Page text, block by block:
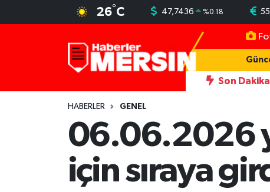
26°C 47,7436 %0.18
Son Dakika
darbeden şüpheliye uzaklaştırma; geçmiş yıllardaki darp görüntüleri
HABERLER GENEL
06.06.2026
için sıraya
Mersin Nöbetçi Eczaneler
Mersin Hava Durumu
Mersin Trafik Yoğunluk Haritası
Süper Lig Puan Durumu ve Fikstür
Tüm Manşetler